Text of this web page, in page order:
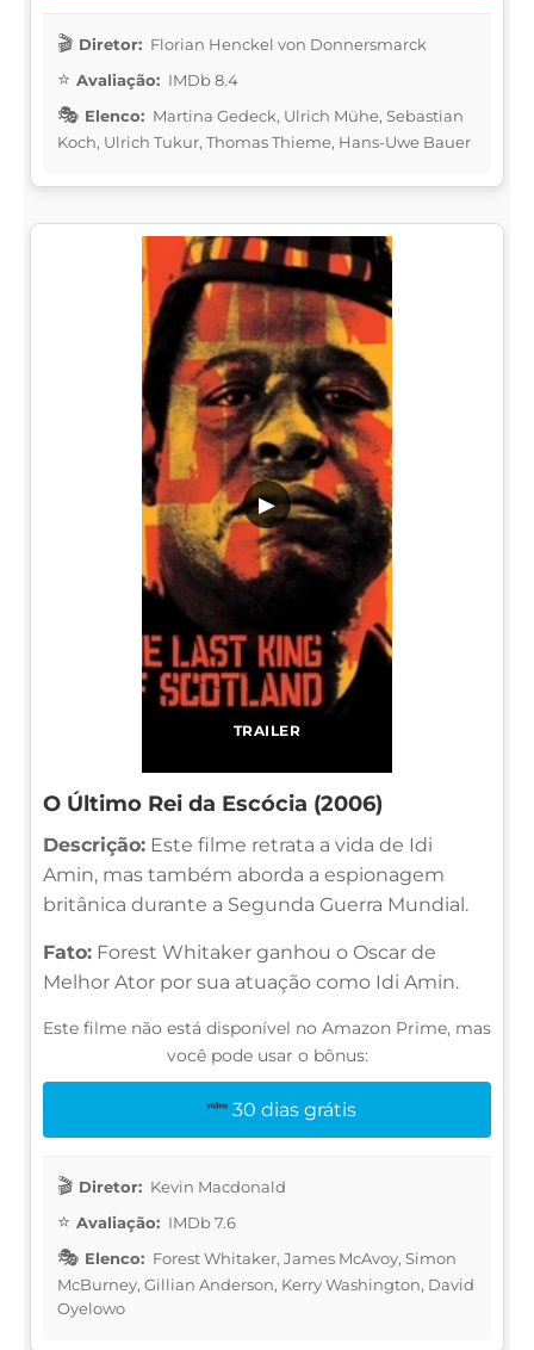
Diretor: Florian Henckel von Donnersmarck
Avaliação: IMDb 8.4
Elenco: Martina Gedeck, Ulrich Mühe, Sebastian
Koch, Ulrich Tukur, Thomas Thieme, Hans-Uwe Bauer
TRAILER
▶
O Último Rei da Escócia (2006)
Descrição: Este filme retrata a vida de Idi
Amin, mas também aborda a espionagem
britânica durante a Segunda Guerra Mundial.
Fato: Forest Whitaker ganhou o Oscar de
Melhor Ator por sua atuação como Idi Amin.
Este filme não está disponível no Amazon Prime, mas
você pode usar o bônus:
30 dias grátis
Diretor: Kevin Macdonald
Avaliação: IMDb 7.6
Elenco: Forest Whitaker, James McAvoy, Simon
McBurney, Gillian Anderson, Kerry Washington, David
Oyelowo